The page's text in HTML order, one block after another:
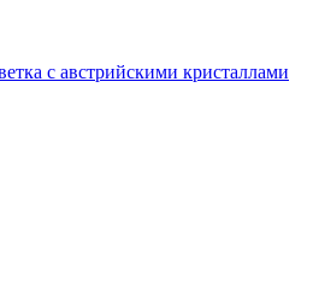
с австрийскими кристаллами